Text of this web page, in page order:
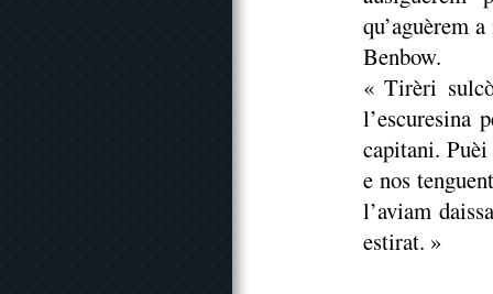
qu’aguèrem
Benbow.
« Tirèri
l’escuresina
capitani. Puèi
e nos
l’aviam
estirat. »